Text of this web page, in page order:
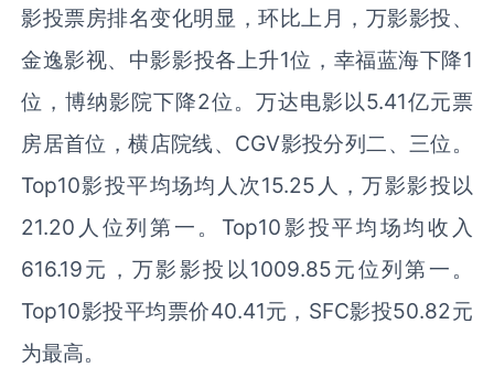
影投票房排名变化明显，环比上月，万影影投、
金逸影视、中影影投各上升1位，幸福蓝海下降1
位，博纳影院下降2位。万达电影以5.41亿元票
房居首位，横店院线、CGV影投分列二、三位。
Top10影投平均场均人次15.25人，万影影投以
21.20人位列第一。Top10影投平均场均收入
616.19元，万影影投以1009.85元位列第一。
Top10影投平均票价40.41元，SFC影投50.82元
为最高。